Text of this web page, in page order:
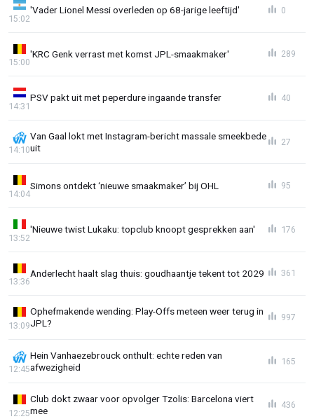
'Vader Lionel Messi overleden op 68-jarige leeftijd'
15:02
0
'KRC Genk verrast met komst JPL-smaakmaker'
15:00
289
PSV pakt uit met peperdure ingaande transfer
14:31
40
Van Gaal lokt met Instagram-bericht massale smeekbede
uit
14:10
27
Simons ontdekt ‘nieuwe smaakmaker’ bij OHL
14:04
95
'Nieuwe twist Lukaku: topclub knoopt gesprekken aan'
13:52
176
Anderlecht haalt slag thuis: goudhaantje tekent tot 2029
13:36
361
Ophefmakende wending: Play-Offs meteen weer terug in
JPL?
13:09
997
Hein Vanhaezebrouck onthult: echte reden van
afwezigheid
12:45
165
Club dokt zwaar voor opvolger Tzolis: Barcelona viert
mee
12:25
436